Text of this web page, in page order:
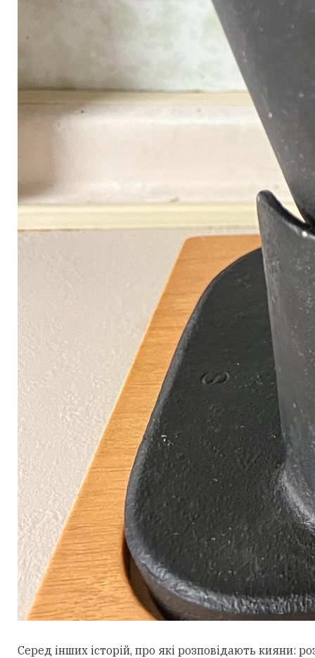
Серед інших історій, про які розповідають кияни: